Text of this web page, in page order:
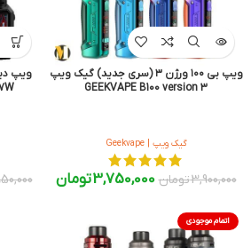
ویپ بی ۱۰۰ ورژن ۳ (سری جدید) گیک ویپ
GEEKVAPE B100 version 3
گیک ویپ | Geekvape
3,900,000تومان 3,750,000تومان
ویپ
اتمام موجودی